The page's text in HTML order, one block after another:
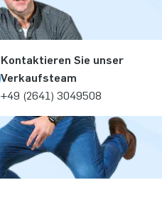
Kontaktieren Sie unser
Verkaufsteam
+49 (2641) 3049508